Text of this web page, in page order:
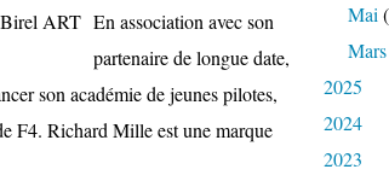
En association avec son
partenaire de longue date,
son académie de jeunes pilotes,
F4. Richard Mille est une marque
Mai
Mars
2025
2024
2023